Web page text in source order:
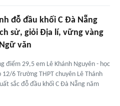
đỗ đầu khối C Đà Nẵng
sử, giỏi Địa lí, vững vàng
văn
điểm 29,5 em Lê Khánh Nguyên - học
12/6 Trường THPT chuyên Lê Thánh
sắc đỗ đầu khối C Đà Nẵng năm